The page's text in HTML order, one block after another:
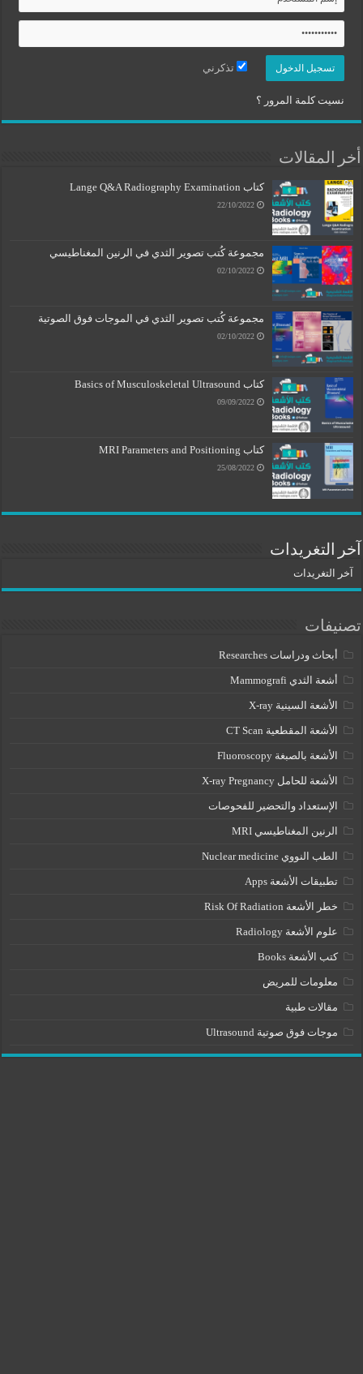
تذكرني
نسيت كلمة المرور ؟
أخر المقالات
كتاب Lange Q&A Radiography Examination
22/10/2022
مجموعة كُتب تصوير الثدي في الرنين المغناطيسي
02/10/2022
مجموعة كُتب تصوير الثدي في الموجات فوق الصوتية
02/10/2022
كتاب Basics of Musculoskeletal Ultrasound
09/09/2022
كتاب MRI Parameters and Positioning
25/08/2022
آخر التغريدات
آخر التغريدات
تصنيفات
أبحاث ودراسات Researches
أشعة الثدي Mammografi
الأشعة السينية X-ray
الأشعة المقطعية CT Scan
الأشعة بالصبغة Fluoroscopy
الأشعة للحامل X-ray Pregnancy
الإستعداد والتحضير للفحوصات
الرنين المغناطيسي MRI
الطب النووي Nuclear medicine
تطبيقات الأشعة Apps
خطر الأشعة Risk Of Radiation
علوم الأشعة Radiology
كتب الأشعة Books
معلومات للمريض
مقالات طبية
موجات فوق صوتية Ultrasound